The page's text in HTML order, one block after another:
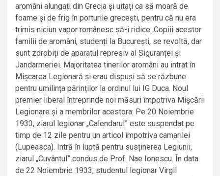
aromâni alungați din Grecia și uitați ca să moară de
foame și de frig în porturile grecești, pentru că nu era
trimis niciun vapor românesc să-i ridice. Copiii acestor
familii de aromâni, studenți la București, se revoltă, dar
sunt zdrobiți de aparatul represiv al Siguranței și
Jandarmeriei. Majoritatea tinerilor aromâni au intrat în
Mișcarea Legionară și erau dispuși să se răzbune
pentru umilința părinților la ordinul lui IG Duca. Noul
premier liberal întreprinde noi măsuri împotriva Mișcării
Legionare și a membrilor acestora: Pe 20 Noiembrie
1933, ziarul legionar „Calendarul” este suspendat pe
timp de 12 zile pentru un articol împotriva camarilei
(Lupeasca). Intră în luptă pentru susținerea Legiunii,
ziarul „Cuvântul” condus de Prof. Nae Ionescu. În data
de 22 Noiembrie 1933, studentul legionar Virgil